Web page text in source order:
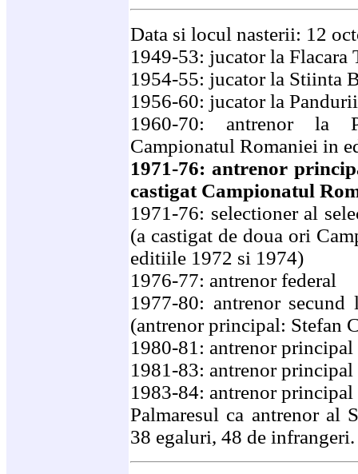
Data si locul nasterii: 12
1949-53: jucator la Flacara
1954-55: jucator la Stiinta
1956-60: jucator la
1960-70: antrenor la
Campionatul Romaniei in
1971-76: antrenor
castigat Campionatul
1971-76: selectioner al
(a castigat de doua ori
editiile 1972 si 1974)
1976-77: antrenor federal
1977-80: antrenor
(antrenor principal: Stefan
1980-81: antrenor
1981-83: antrenor principal
1983-84: antrenor
Palmaresul ca antrenor
38 egaluri, 48 de infrangeri.